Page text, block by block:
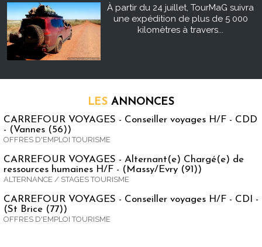
À partir du 24 juillet, TourMaG suivra
une expédition de plus de 5 000
kilomètres à travers...
LES ANNONCES
CARREFOUR VOYAGES - Conseiller voyages H/F - CDD
- (Vannes (56))
OFFRES D'EMPLOI TOURISME
CARREFOUR VOYAGES - Alternant(e) Chargé(e) de
ressources humaines H/F - (Massy/Evry (91))
ALTERNANCE / STAGES TOURISME
CARREFOUR VOYAGES - Conseiller voyages H/F - CDI -
(St Brice (77))
OFFRES D'EMPLOI TOURISME